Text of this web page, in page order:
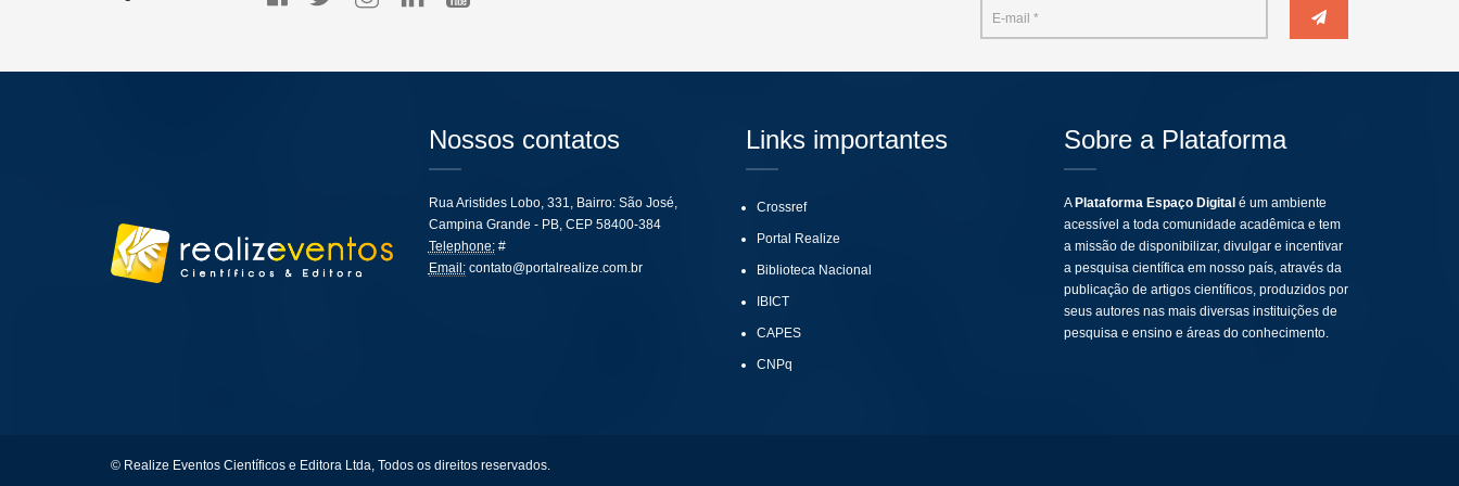
Nossos contatos
Rua Aristides Lobo, 331, Bairro: São José,
Campina Grande - PB, CEP 58400-384
Telephone:#
Email: contato@portalrealize.com.br
Links importantes
Crossref
Portal Realize
Biblioteca Nacional
IBICT
CAPES
CNPq
Sobre a Plataforma
A Plataforma Espaço Digital é um ambiente
acessível a toda comunidade acadêmica e tem
a missão de disponibilizar, divulgar e incentivar
a pesquisa científica em nosso país, através da
publicação de artigos científicos, produzidos por
seus autores nas mais diversas instituições de
pesquisa e ensino e áreas do conhecimento.
© Realize Eventos Científicos e Editora Ltda, Todos os direitos reservados.